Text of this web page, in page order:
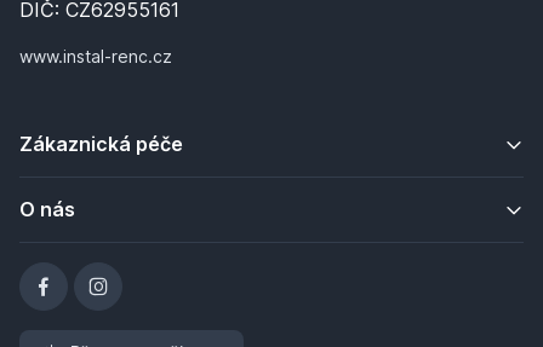
DIČ: CZ62955161
www.instal-renc.cz
Zákaznická péče
O nás